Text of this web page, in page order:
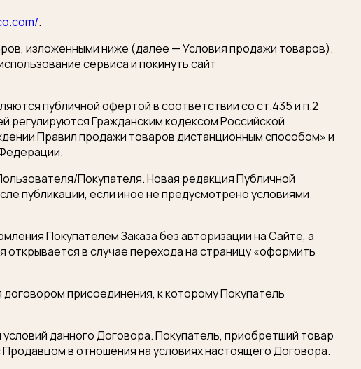
.
изложенными ниже (далее — Условия продажи товаров).
сервиса и покинуть сайт
публичной офертой в соответствии со ст.435 и п.2
регулируются Гражданским кодексом Российской
Правил продажи товаров дистанционным способом» и
Покупателя. Новая редакция Публичной
публикации, если иное не предусмотрено условиями
Покупателем Заказа без авторизации на Сайте, а
в случае перехода на страницу «оформить
присоединения, к которому Покупатель
данного Договора. Покупатель, приобретший товар
в отношения на условиях настоящего Договора.